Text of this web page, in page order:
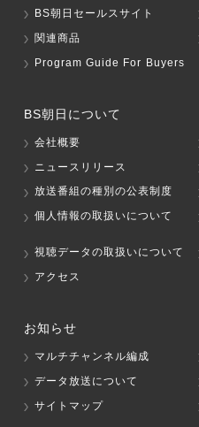
BS朝日セールスサイト
関連商品
Program Guide For Buyers
BS朝日について
会社概要
ニュースリリース
放送番組の種別の公表制度
個人情報の取扱いについて
視聴データの取扱いについて
アクセス
お知らせ
マルチチャンネル編成
データ放送について
サイトマップ